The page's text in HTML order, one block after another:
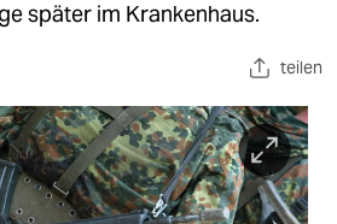
später im Krankenhaus.
teilen